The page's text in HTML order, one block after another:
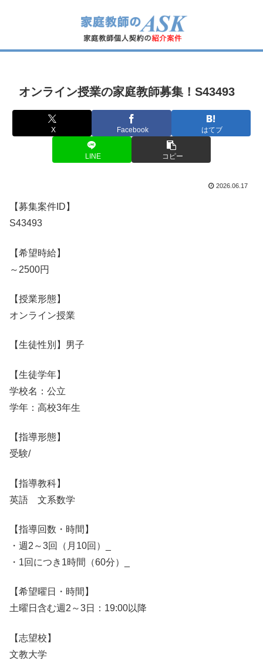
オンライン授業の家庭教師募集！S43493
X Facebook はてブ
LINE コピー
2026.06.17
【募集案件ID】
S43493
【希望時給】
～2500円
【授業形態】
オンライン授業
【生徒性別】男子
【生徒学年】
学校名：公立
学年：高校3年生
【指導形態】
受験/
【指導教科】
英語 文系数学
【指導回数・時間】
・週2～3回（月10回）_
・1回につき1時間（60分）_
【希望曜日・時間】
土曜日含む週2～3日：19:00以降
【志望校】
文教大学